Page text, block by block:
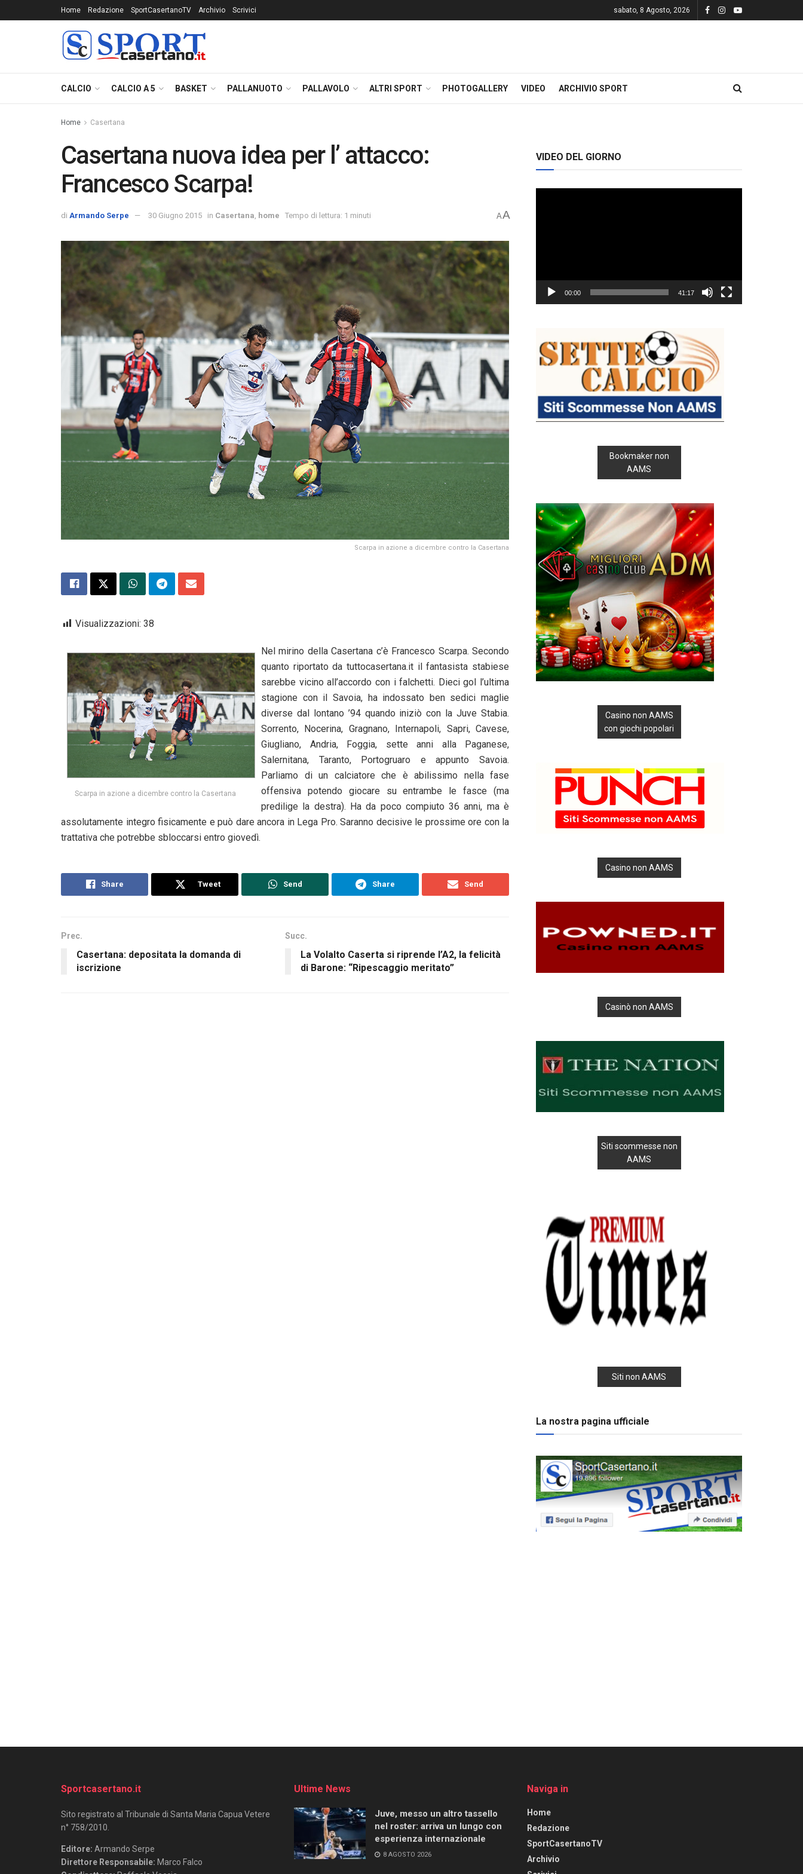
Home Redazione SportCasertanoTV Archivio Scrivici sabato, 8 Agosto, 2026
CALCIO CALCIO A 5 BASKET PALLANUOTO PALLAVOLO ALTRI SPORT PHOTOGALLERY VIDEO ARCHIVIO SPORT
Home Casertana
Casertana nuova idea per l’ attacco:
Francesco Scarpa!
di Armando Serpe 30 Giugno 2015 in Casertana home Tempo di lettura: 1 minuti AA
Scarpa in azione a dicembre contro la Casertana
Visualizzazioni: 38
Scarpa in azione a dicembre contro la Casertana
Nel mirino della Casertana c’è Francesco Scarpa. Secondo
quanto riportato da tuttocasertana.it il fantasista stabiese
sarebbe vicino all’accordo con i falchetti. Dieci gol l’ultima
stagione con il Savoia, ha indossato ben sedici maglie
diverse dal lontano ’94 quando iniziò con la Juve Stabia.
Sorrento, Nocerina, Gragnano, Internapoli, Sapri, Cavese,
Giugliano, Andria, Foggia, sette anni alla Paganese,
Salernitana, Taranto, Portogruaro e appunto Savoia.
Parliamo di un calciatore che è abilissimo nella fase
offensiva potendo giocare su entrambe le fasce (ma
predilige la destra). Ha da poco compiuto 36 anni, ma è
assolutamente integro fisicamente e può dare ancora in Lega Pro. Saranno decisive le prossime ore con la
trattativa che potrebbe sbloccarsi entro giovedì.
Share Tweet Send Share Send
Prec.
Casertana: depositata la domanda di
iscrizione
Succ.
La Volalto Caserta si riprende l’A2, la felicità
di Barone: “Ripescaggio meritato”
VIDEO DEL GIORNO
00:00 41:17
Bookmaker non
AAMS
Casino non AAMS
con giochi popolari
Casino non AAMS
Casinò non AAMS
Siti scommesse non
AAMS
Siti non AAMS
La nostra pagina ufficiale
Sportcasertano.it
Sito registrato al Tribunale di Santa Maria Capua Vetere
n° 758/2010.
Editore: Armando Serpe
Direttore Responsabile: Marco Falco
Ultime News
Juve, messo un altro tassello
nel roster: arriva un lungo con
esperienza internazionale
8 AGOSTO 2026
Naviga in
Home
Redazione
SportCasertanoTV
Archivio